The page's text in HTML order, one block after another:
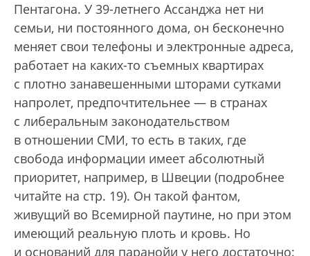
Пентагона. У 39-летнего Ассанджа нет ни
семьи, ни постоянного дома, он бесконечно
меняет свои телефоны и электронные адреса,
работает на каких-то съемных квартирах
с плотно занавешенными шторами сутками
напролет, предпочтительнее — в странах
с либеральным законодательством
в отношении СМИ, то есть в таких, где
свобода информации имеет абсолютный
приоритет, например, в Швеции (подробнее
читайте на стр. 19). Он такой фантом,
живущий во Всемирной паутине, но при этом
имеющий реальную плоть и кровь. Но
и оснований для паранойи у него достаточно: